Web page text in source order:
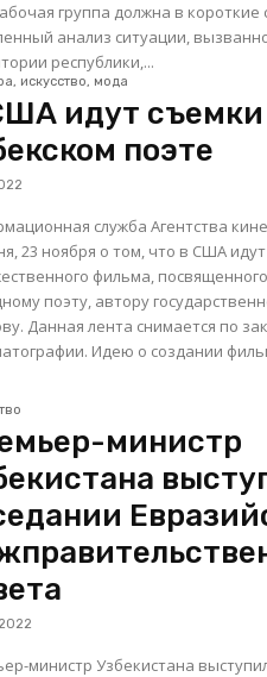
группа должна в короткие
анализ ситуации,
республики,...
искусство, мода
идут
поэте
служба Агентства
23 ноября о том, что в США
фильма,
поэту, автору
Агентства
Идею о создании
министр
министр Узбекистана